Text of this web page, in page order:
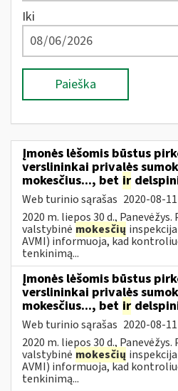
Iki
Paieška
Įmonės lėšomis būstus
verslininkai privalės
mokesčius..., bet ir
Web turinio sąrašas 2020-08-11
2020 m. liepos 30 d.,
valstybinė mokesčių
AVMI) informuoja, kad
tenkinimą...
Įmonės lėšomis būstus
verslininkai privalės
mokesčius..., bet ir
Web turinio sąrašas 2020-08-11
2020 m. liepos 30 d.,
valstybinė mokesčių
AVMI) informuoja, kad
tenkinimą...